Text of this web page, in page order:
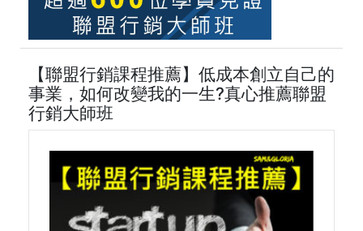
【聯盟行銷課程推薦】低成本創立自己的
事業，如何改變我的一生?真心推薦聯盟
行銷大師班